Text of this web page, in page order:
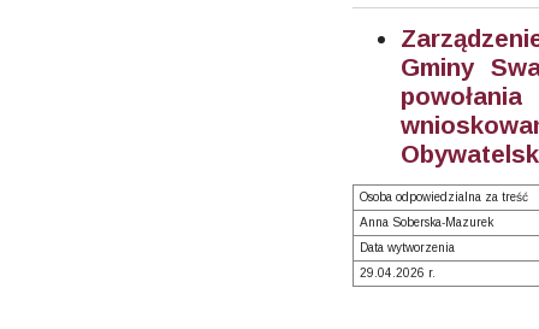
Gminy
Osoba odpowiedzialna za treść
Anna Soberska-Mazurek
Data wytworzenia
29.04.2026 r.